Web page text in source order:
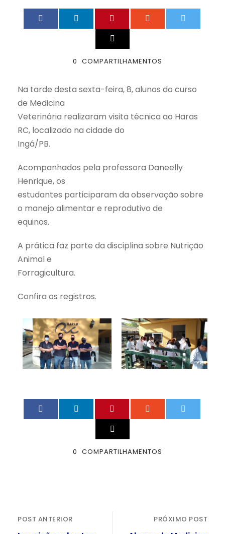
0 COMPARTILHAMENTOS
Na tarde desta sexta-feira, 8, alunos do curso
de Medicina
Veterinária realizaram visita técnica ao Haras
RC, localizado na cidade do
Ingá/PB.
Acompanhados pela professora Daneelly
Henrique, os
estudantes participaram da observação sobre
o manejo alimentar e reprodutivo de
equinos.
A prática faz parte da disciplina sobre Nutrição
Animal e
Forragicultura.
Confira os registros.
0 COMPARTILHAMENTOS
POST ANTERIOR PRÓXIMO POST